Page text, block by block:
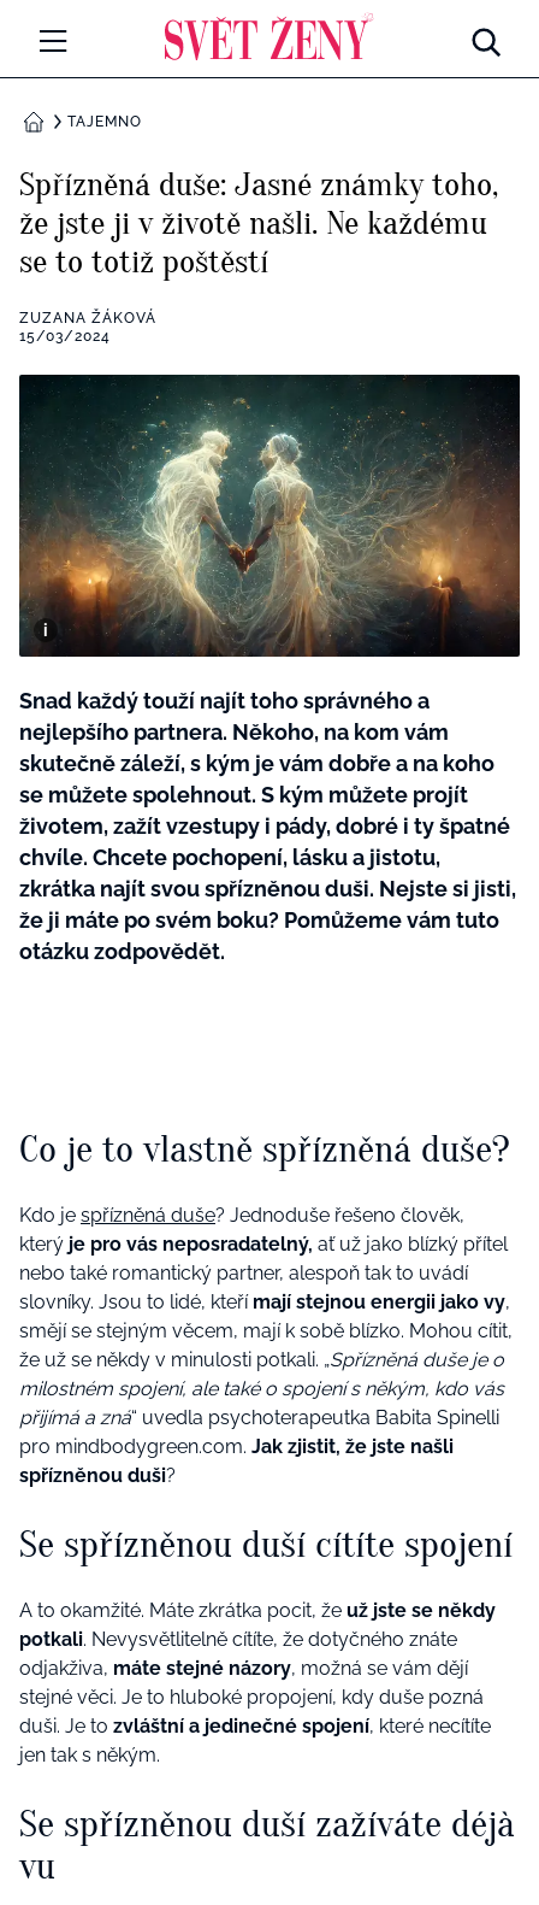
Všechny kategorie
Rozhovory
RETROHUBKY
Všechny kategorie
Seberozvoj
Všechny kategorie
Životní styl
Všechny kategorie
Testy a kvízy
BYDLENÍ
Všechny kategorie
Tvoření
Rady a tipy
BurdaMedia
Extra
SVĚT ŽENY - 599 KČ
ROČNÍ PŘEDPLATNÉ SVĚT ŽENY +
DOMŮTAJEMNO
Spřízněná duše: Jasné známky toho,
že jste ji v životě našli. Ne každému
se to totiž poštěstí
ZUZANA ŽÁKOVÁ
15/03/2024
Snad každý touží najít toho správného a
nejlepšího partnera. Někoho, na kom vám
skutečně záleží, s kým je vám dobře a na koho
se můžete spolehnout. S kým můžete projít
životem, zažít vzestupy i pády, dobré i ty špatné
chvíle. Chcete pochopení, lásku a jistotu,
zkrátka najít svou spřízněnou duši. Nejste si jisti,
že ji máte po svém boku? Pomůžeme vám tuto
otázku zodpovědět.
Co je to vlastně spřízněná duše?
Kdo je spřízněná duše? Jednoduše řešeno člověk,
který je pro vás neposradatelný, ať už jako blízký přítel
nebo také romantický partner, alespoň tak to uvádí
slovníky. Jsou to lidé, kteří mají stejnou energii jako vy,
smějí se stejným věcem, mají k sobě blízko. Mohou cítit,
že už se někdy v minulosti potkali. „Spřízněná duše je o
milostném spojení, ale také o spojení s někým, kdo vás
přijímá a zná“ uvedla psychoterapeutka Babita Spinelli
pro mindbodygreen.com. Jak zjistit, že jste našli
spřízněnou duši?
Se spřízněnou duší cítíte spojení
A to okamžité. Máte zkrátka pocit, že už jste se někdy
potkali. Nevysvětlitelně cítíte, že dotyčného znáte
odjakživa, máte stejné názory, možná se vám dějí
stejné věci. Je to hluboké propojení, kdy duše pozná
duši. Je to zvláštní a jedinečné spojení, které necítíte
jen tak s někým.
Se spřízněnou duší zažíváte déjà
vu